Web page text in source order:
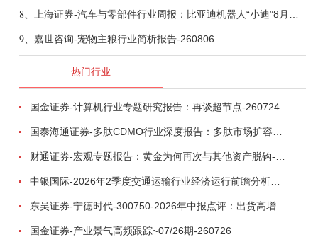
8、
9、 嘉世咨询-宠物主粮行业简析报告-260806
热门行业
国金证券-计算机行业专题研究报告：再谈超节点-260724
中银国际-2026年2季度交通运输行业经济运行前瞻分析：地缘冲突致航运和航空景气度分化，交通基础设施板块总体呈现稳健特征-260724
东吴证券-宁德时代-300750-2026年中报点评：出货高增业绩稳健，回购彰显龙头信心-260726
国金证券-产业景气高频跟踪~07/26期-260726